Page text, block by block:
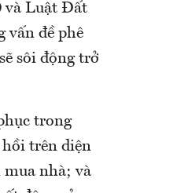
và Luật Đất
vấn đề phê
sôi động trở
trong
hồi trên diện
mua nhà; và